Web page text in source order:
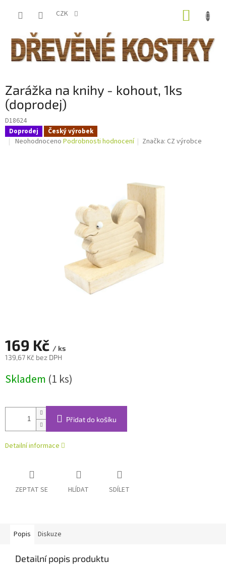
CZK
Zarážka na knihy - kohout, 1ks
(doprodej)
D18624
Doprodej Český výrobek
Průměrné
Neohodnoceno Podrobnosti hodnocení Značka: CZ výrobce
169 Kč / ks
139,67 Kč bez DPH
cena:
Skladem (1 ks)
Přidat do košíku
Detailní informace
ZEPTAT SE HLÍDAT SDÍLET
Popis Diskuze
Detailní popis produktu